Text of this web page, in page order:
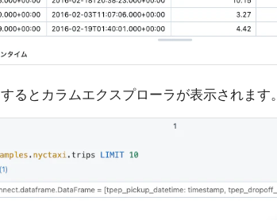
るとカラムエクスプローラが表示されます。